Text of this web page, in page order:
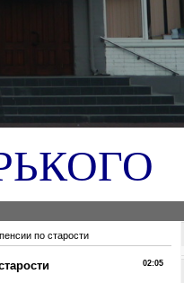
по старости
02:05